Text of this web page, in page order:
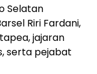
Selatan
Riri Fardani,
jajaran
serta pejabat